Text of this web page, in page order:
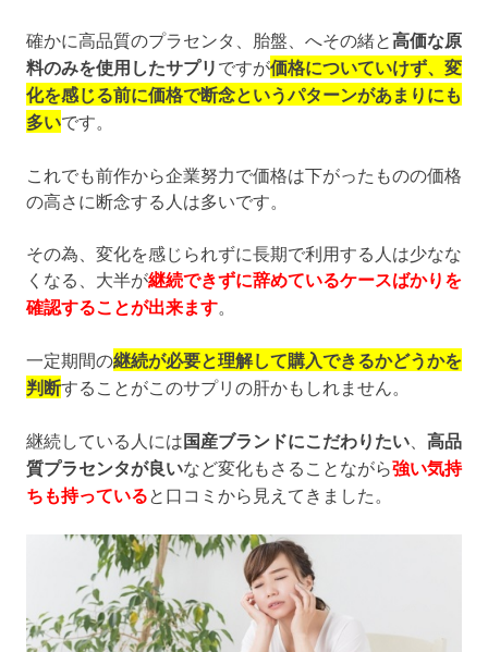
確かに高品質のプラセンタ、胎盤、へその緒と高価な原
料のみを使用したサプリ ですが価格についていけず、変
化を感じる前に価格で断念というパターンがあまりにも
多いです。
これでも前作から企業努力で価格は下がったものの価格
の高さに断念する人は多いです。
その為、変化を感じられずに長期で利用する人は少なな
くなる、大半が継続できずに辞めているケースばかりを
確認することが出来ます。
一定期間の継続が必要と理解して購入できるかどうかを
判断することがこのサプリの肝かもしれません。
継続している人には国産ブランドにこだわりたい
高品
質プラセンタが良いなど変化もさることながら強い気持
ちも持っていると口コミから見えてきました。